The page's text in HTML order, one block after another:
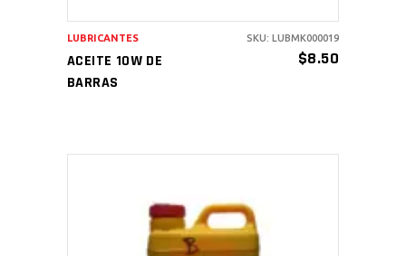
ACEITE 10W DE
BARRAS
$8.50
LUBRICANTES SKU: LUBMK000019